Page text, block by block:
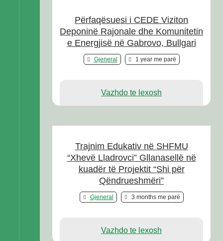
Përfaqësuesi i CEDE Viziton
Deponinë Rajonale dhe Komunitetin
e Energjisë në Gabrovo, Bullgari
Gjeneral 1 year me parë
Vazhdo te lexosh
Trajnim Edukativ në SHFMU
“Xhevë Lladrovci” Gllanasellë në
kuadër të Projektit “Shi për
Qëndrueshmëri”
Gjeneral 3 months me parë
Vazhdo te lexosh